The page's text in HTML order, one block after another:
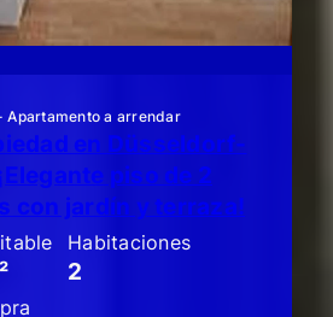
Apartamento a arrendar
en Düsseldorf-
piso de 2
con jardín y terraza!
Habitaciones
2